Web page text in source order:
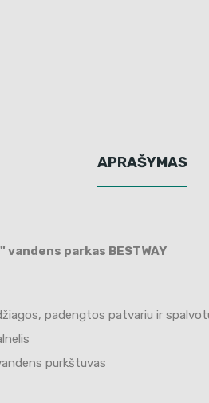
APRAŠYMAS
parkas BESTWAY
padengtos patvariu ir
purkštuvas